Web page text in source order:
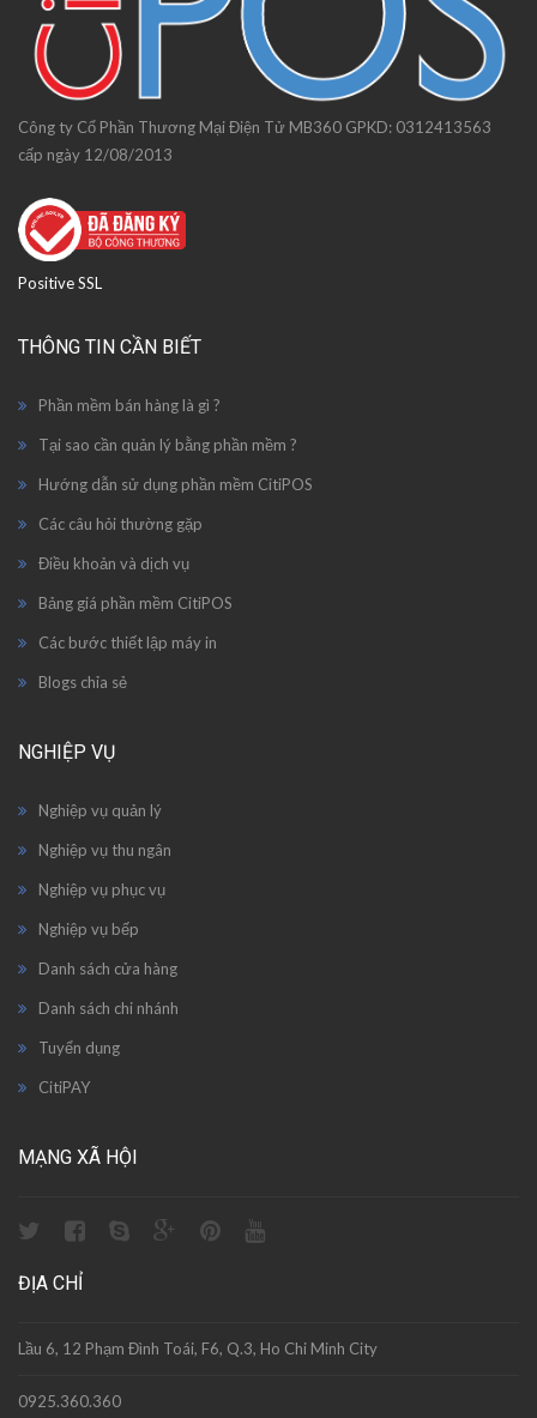
Công ty Cổ Phần Thương Mại Điện Tử MB360 GPKD: 0312413563
cấp ngày 12/08/2013
Positive SSL
THÔNG TIN CẦN BIẾT
Phần mềm bán hàng là gì ?
Tại sao cần quản lý bằng phần mềm ?
Hướng dẫn sử dụng phần mềm CitiPOS
Các câu hỏi thường gặp
Điều khoản và dịch vụ
Bảng giá phần mềm CitiPOS
Các bước thiết lập máy in
Blogs chỉa sẻ
NGHIỆP VỤ
Nghiệp vụ quản lý
Nghiệp vụ thu ngân
Nghiệp vụ phục vụ
Nghiệp vụ bếp
Danh sách cửa hàng
Danh sách chi nhánh
Tuyển dụng
CitiPAY
MẠNG XÃ HỘI
ĐỊA CHỈ
Lầu 6, 12 Phạm Đình Toái, F6, Q.3, Ho Chi Minh City
0925.360.360